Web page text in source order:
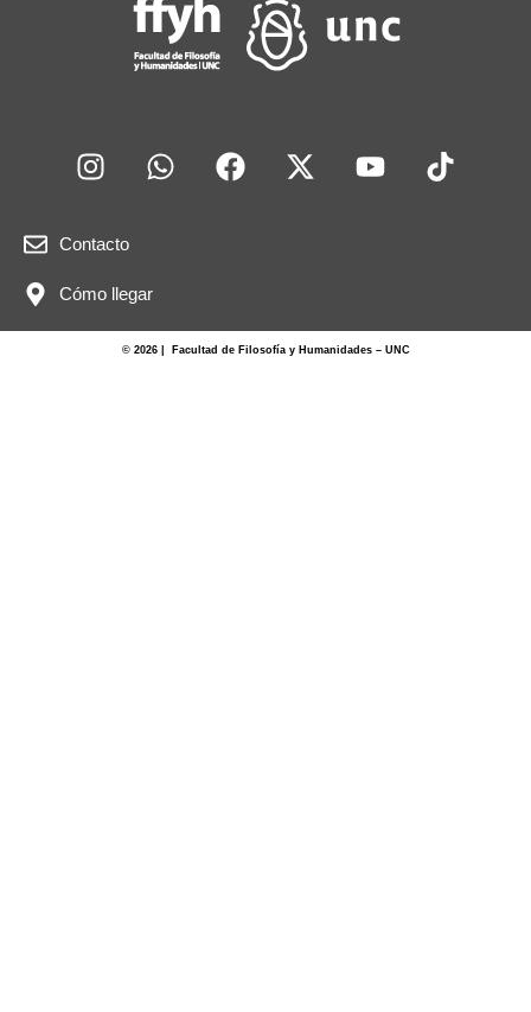
Contacto
Cómo llegar
© 2026 | Facultad de Filosofía y Humanidades – UNC